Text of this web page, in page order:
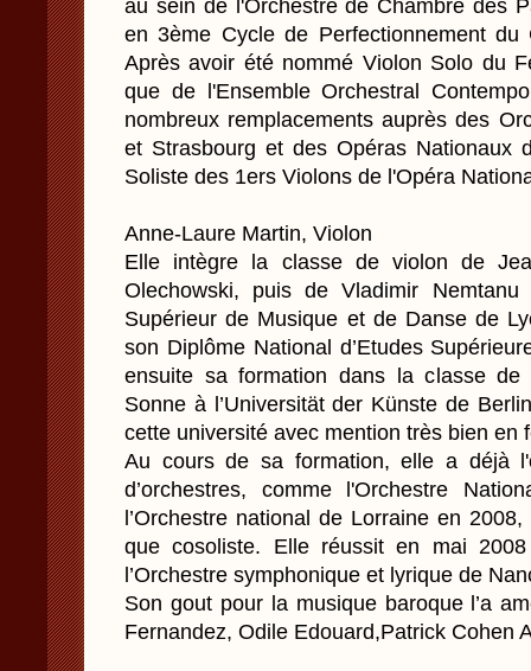
au sein de l'Orchestre de Chambre des
en 3ème Cycle de Perfectionnement
Après avoir été nommé Violon Solo du
que de l'Ensemble Orchestral
nombreux remplacements auprès des
et Strasbourg et des Opéras Nationaux
Soliste des 1ers Violons de l'Opéra
Anne-Laure Martin, Violon
Elle intègre la classe de violon de
Olechowski, puis de Vladimir Nemtanu
Supérieur de Musique et de Danse de
son Diplôme National d’Etudes
ensuite sa formation dans la classe de
Sonne à l’Universität der Künste de
cette université avec mention très bien en
Au cours de sa formation, elle a déjà
d’orchestres, comme l'Orchestre
l’Orchestre national de Lorraine en
que cosoliste. Elle réussit en mai
l’Orchestre symphonique et lyrique de
Son gout pour la musique baroque l’a
Fernandez, Odile Edouard,Patrick Cohen